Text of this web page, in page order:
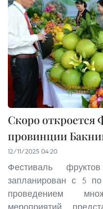
Скоро откроется
провинции
12/11/2025 04:20
Фестиваль
запланирован с 5
проведением